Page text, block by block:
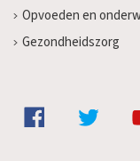
Opvoeden en
Gezondheidszorg